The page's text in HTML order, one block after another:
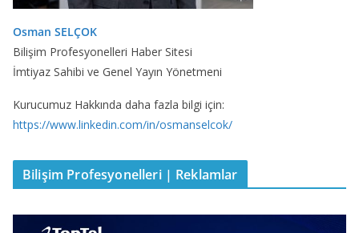
Osman SELÇOK
Bilişim Profesyonelleri Haber Sitesi
İmtiyaz Sahibi ve Genel Yayın Yönetmeni
Kurucumuz Hakkında daha fazla bilgi için:
https://www.linkedin.com/in/osmanselcok/
Bilişim Profesyonelleri | Reklamlar